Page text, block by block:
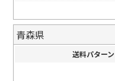
青森県
送料パターン